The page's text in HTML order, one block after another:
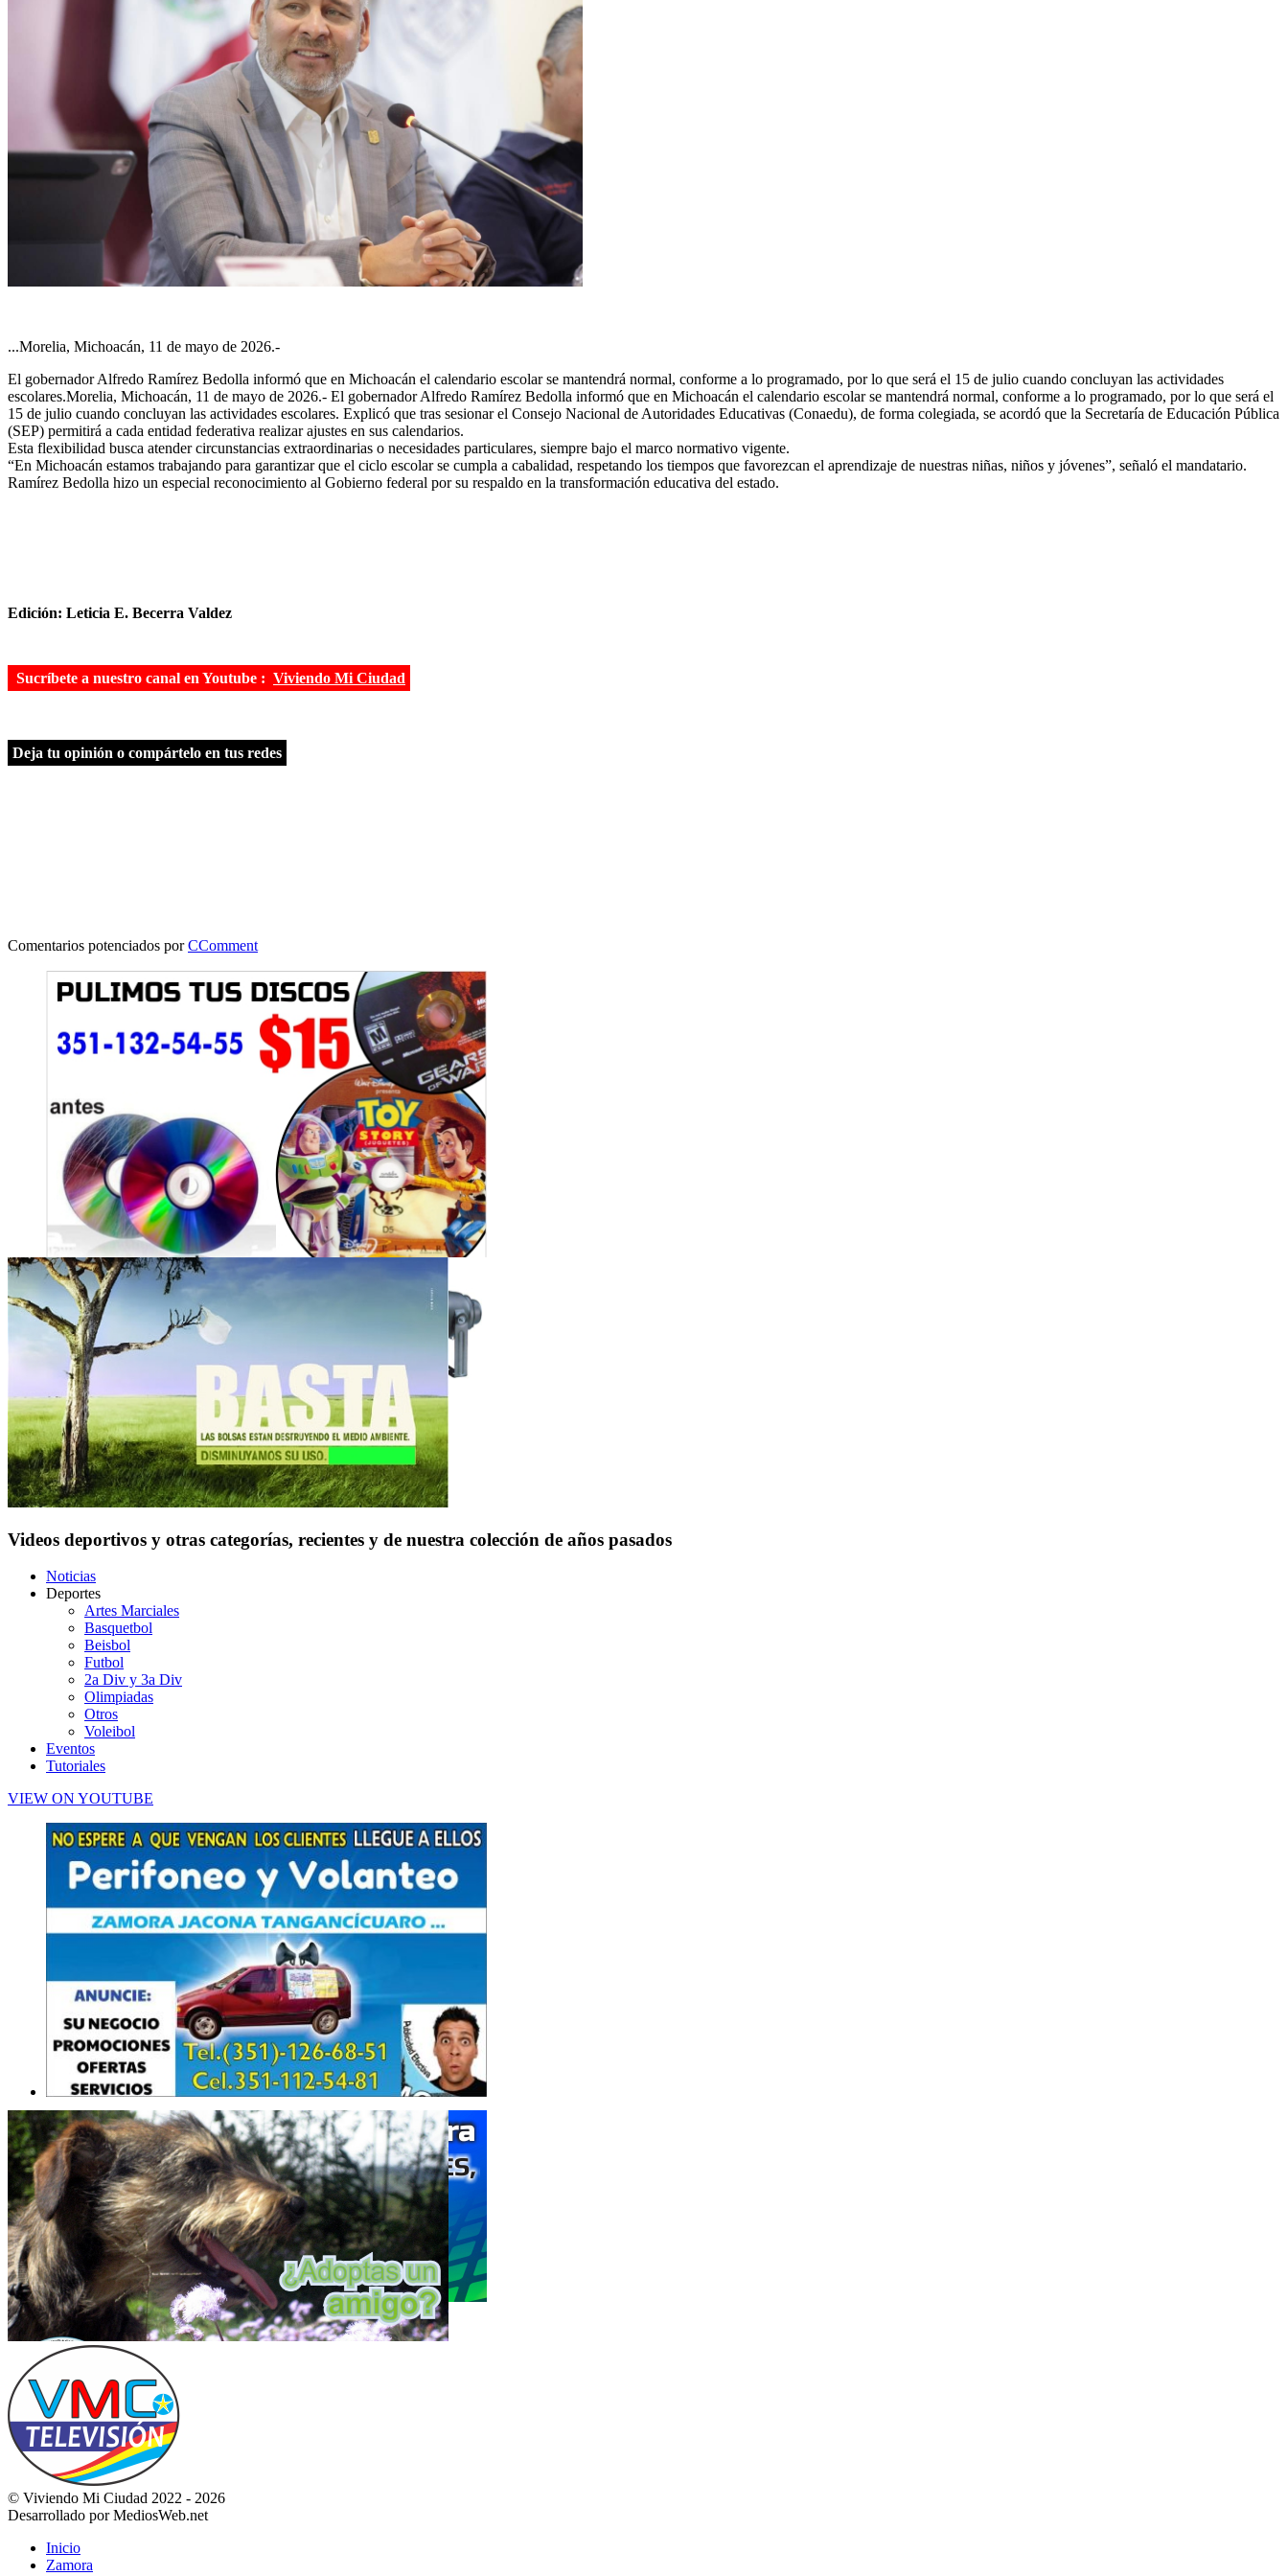
...Morelia, Michoacán, 11 de mayo de 2026.-
El gobernador Alfredo Ramírez Bedolla informó que en Michoacán el calendario escolar se mantendrá normal, conforme a lo programado, por lo que será el 15 de julio cuando concluyan las actividades
escolares.Morelia, Michoacán, 11 de mayo de 2026.- El gobernador Alfredo Ramírez Bedolla informó que en Michoacán el calendario escolar se mantendrá normal, conforme a lo programado, por lo que será el
15 de julio cuando concluyan las actividades escolares. Explicó que tras sesionar el Consejo Nacional de Autoridades Educativas (Conaedu), de forma colegiada, se acordó que la Secretaría de Educación Pública
(SEP) permitirá a cada entidad federativa realizar ajustes en sus calendarios.
Esta flexibilidad busca atender circunstancias extraordinarias o necesidades particulares, siempre bajo el marco normativo vigente.
“En Michoacán estamos trabajando para garantizar que el ciclo escolar se cumpla a cabalidad, respetando los tiempos que favorezcan el aprendizaje de nuestras niñas, niños y jóvenes”, señaló el mandatario.
Ramírez Bedolla hizo un especial reconocimiento al Gobierno federal por su respaldo en la transformación educativa del estado.
Edición: Leticia E. Becerra Valdez
Sucríbete a nuestro canal en Youtube : Viviendo Mi Ciudad
Deja tu opinión o compártelo en tus redes
Comentarios potenciados porCComment
Videos deportivos y otras categorías, recientes y de nuestra colección de años pasados
Noticias
Deportes
Artes Marciales
Basquetbol
Beisbol
Futbol
2a Div y 3a Div
Olimpiadas
Otros
Voleibol
Eventos
Tutoriales
VIEW ON YOUTUBE
© Viviendo Mi Ciudad 2022 - 2026
Desarrollado por MediosWeb.net
Inicio
Zamora